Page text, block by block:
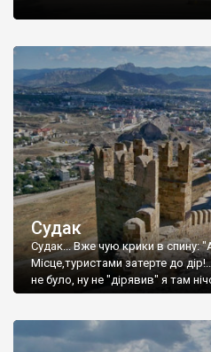
Судак
Судак... Вже чую крики в спину:
Місце,туристами затерте до
не було, ну не "дірявив" я там